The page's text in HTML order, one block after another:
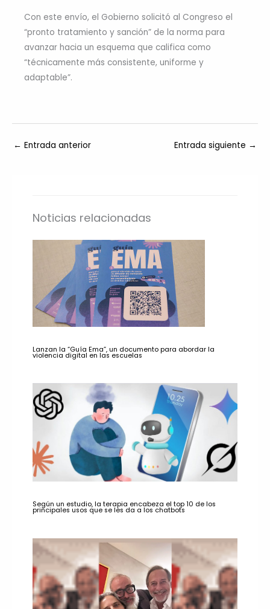
Con este envío, el Gobierno solicitó al Congreso el
“pronto tratamiento y sanción” de la norma para
avanzar hacia un esquema que califica como
“técnicamente más consistente, uniforme y
adaptable”.
← Entrada anterior Entrada siguiente →
Noticias relacionadas
Lanzan la “Guía Ema”, un documento para abordar la
violencia digital en las escuelas
Según un estudio, la terapia encabeza el top 10 de los
principales usos que se les da a los chatbots